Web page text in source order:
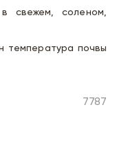
в свежем, соленом,
температура почвы
7787